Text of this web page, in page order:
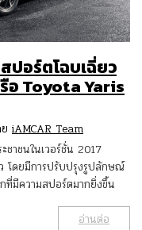
ปอร์ตโฉบเฉี่ยว
อ Toyota Yaris
iAMCAR Team
าชนในเวอร์ชั่น 2017
โดยมีการปรับปรุงรูปลักษณ์
ที่มีความสปอร์ตมากยิ่งขึ้น
อ่านต่อ